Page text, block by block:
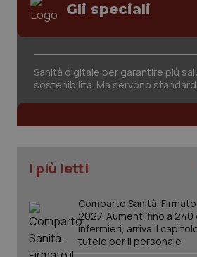
Gli speciali
Sanità digitale per garantire più
sostenibilità. Ma servono
I più letti
Comparto Sanità.
2027. Aumenti fino a 240
infermieri, arriva il
tutele per il personale
tracking-sites-ironfish-